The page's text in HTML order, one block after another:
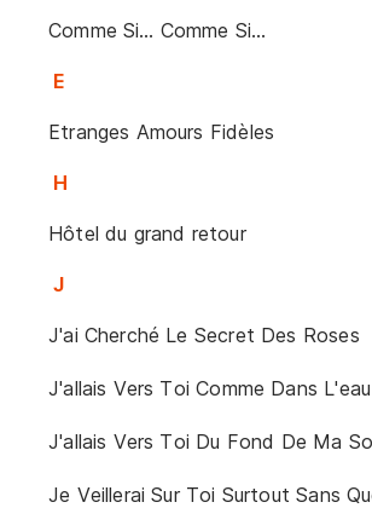
Comme Si… Comme Si…
E
Etranges Amours Fidèles
H
Hôtel du grand retour
J
J'ai Cherché Le Secret Des Roses
J'allais Vers Toi Comme Dans
J'allais Vers Toi Du Fond De Ma
Je Veillerai Sur Toi Surtout Sans